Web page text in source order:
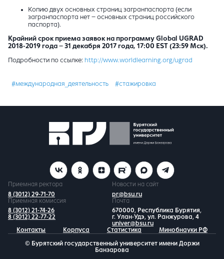
Копию двух основных страниц загранпаспорта (если
загранпаспорта нет – основных страниц российского
паспорта).
Крайний срок приема заявок на программу Global UGRAD
2018-2019 года – 31 декабря 2017 года, 17:00 EST (23:59 Мск).
Подробности по ссылке: http://www.worldlearning.org/ugrad
#международная_деятельность #стажировка
Приемная ректора
8 (3012) 29-71-70
Новости на сайт
pr@bsu.ru
Приемная комиссия
8 (3012) 21-74-26
8 (3012) 22-77-22
Почта
670000, Республика Бурятия,
г. Улан-Удэ, ул. Ранжурова, 4
univer@bsu.ru
Контакты
Корпуса Статистика Минобнауки РФ
© Бурятский государственный университет имени Доржи
Банзарова